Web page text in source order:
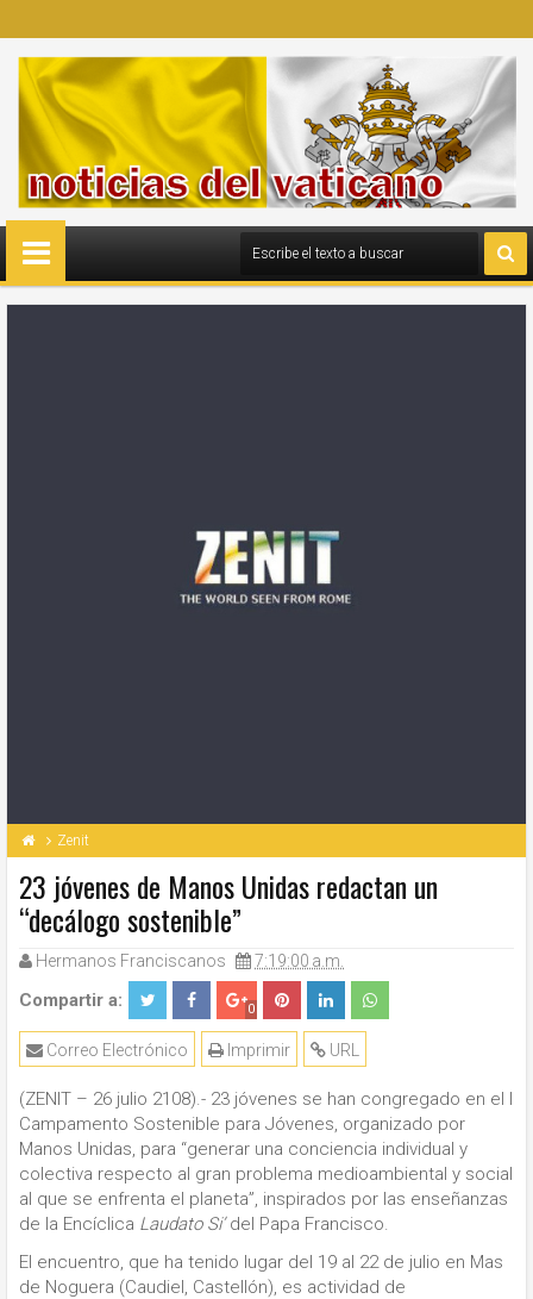
Zenit
23 jóvenes de Manos Unidas redactan un
“decálogo sostenible”
Hermanos Franciscanos 7:19:00 a.m.
Compartir a: 0
URL
Imprimir
Correo Electrónico
(ZENIT – 26 julio 2108).- 23 jóvenes se han congregado en el I
Campamento Sostenible para Jóvenes, organizado por
Manos Unidas, para “generar una conciencia individual y
colectiva respecto al gran problema medioambiental y social
al que se enfrenta el planeta”, inspirados por las enseñanzas
de la Encíclica Laudato Si’del Papa Francisco.
El encuentro, que ha tenido lugar del 19 al 22 de julio en Mas
de Noguera (Caudiel, Castellón), es actividad de